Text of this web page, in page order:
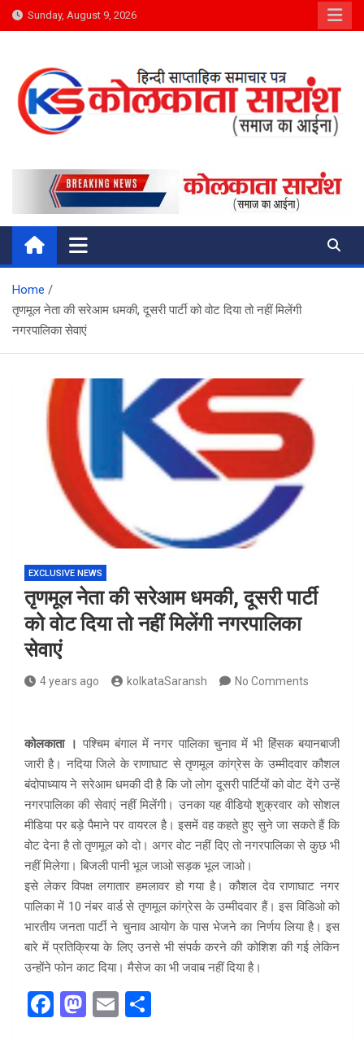
Skip
to
Sunday, August 9, 2026
Kolkata Saransh News
समाज का आईना
Home
तृणमूल नेता की सरेआम धमकी, दूसरी पार्टी को वोट दिया तो नहीं मिलेंगी
नगरपालिका सेवाएं
EXCLUSIVE NEWS
तृणमूल नेता की सरेआम धमकी, दूसरी पार्टी
को वोट दिया तो नहीं मिलेंगी नगरपालिका
सेवाएं
4 years ago kolkataSaransh No Comments
कोलकाता । पश्चिम बंगाल में नगर पालिका चुनाव में भी हिंसक बयानबाजी
जारी है। नदिया जिले के राणाघाट से तृणमूल कांग्रेस के उम्मीदवार कौशल
बंदोपाध्याय ने सरेआम धमकी दी है कि जो लोग दूसरी पार्टियों को वोट देंगे उन्हें
नगरपालिका की सेवाएं नहीं मिलेंगी। उनका यह वीडियो शुक्रवार को सोशल
मीडिया पर बड़े पैमाने पर वायरल है। इसमें वह कहते हुए सुने जा सकते हैं कि
वोट देना है तो तृणमूल को दो। अगर वोट नहीं दिए तो नगरपालिका से कुछ भी
नहीं मिलेगा। बिजली पानी भूल जाओ सड़क भूल जाओ।
इसे लेकर विपक्ष लगातार हमलावर हो गया है। कौशल देव राणाघाट नगर
पालिका में 10 नंबर वार्ड से तृणमूल कांग्रेस के उम्मीदवार हैं। इस विडिओ को
भारतीय जनता पार्टी ने चुनाव आयोग के पास भेजने का निर्णय लिया है। इस
बारे में प्रतिक्रिया के लिए उनसे भी संपर्क करने की कोशिश की गई लेकिन
उन्होंने फोन काट दिया। मैसेज का भी जवाब नहीं दिया है।
F
M E